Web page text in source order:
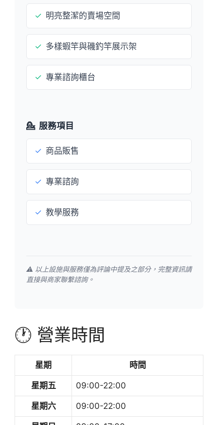
✓ 明亮整潔的賣場空間
✓ 多樣蝦竿與磯釣竿展示架
✓ 專業諮詢櫃台
💁 服務項目
✓ 商品販售
✓ 專業諮詢
✓ 教學服務
⚠️ 以上設施與服務僅為評論中提及之部分，完整資訊請
直接與商家聯繫諮詢。
🕐 營業時間
星期 時間
星期五 09:00-22:00
星期六 09:00-22:00